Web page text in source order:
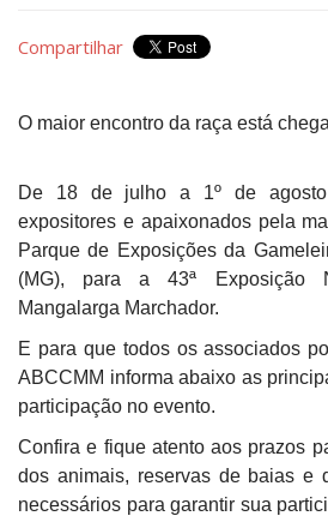
Compartilhar
O maior encontro da raça está
De 18 de julho a 1º de agosto
expositores e apaixonados pela
Parque de Exposições da
(MG), para a 43ª Exposição
Mangalarga Marchador.
E para que todos os associados
ABCCMM informa abaixo as
participação no evento.
Confira e fique atento aos prazos
dos animais, reservas de baias e
necessários para garantir sua